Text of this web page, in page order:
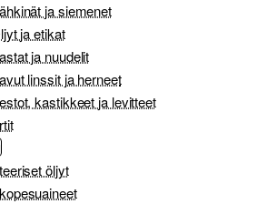
ja siemenet
ja etikat
ja nuudelit
linssit ja herneet
kastikkeet ja levitteet
öljyt